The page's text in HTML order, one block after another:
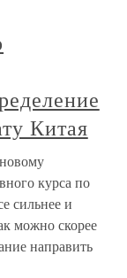
Китая
курса по
сильнее и
можно скорее
направить